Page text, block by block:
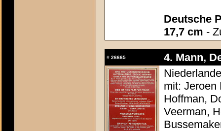
Deutsche
17,7 cm -
# 26665
4. Mann,
mit: Jeroen
Hoffman,
Veerman,